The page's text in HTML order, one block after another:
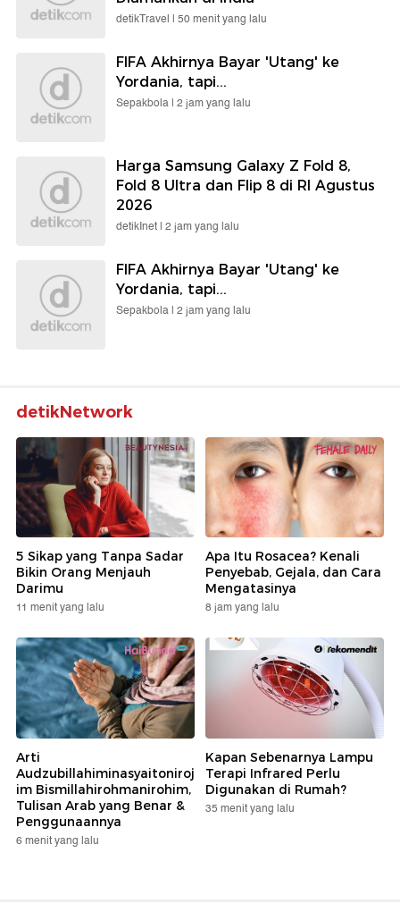
detikTravel | 50 menit yang lalu
FIFA Akhirnya Bayar 'Utang' ke
Yordania, tapi...
Sepakbola | 2 jam yang lalu
Harga Samsung Galaxy Z Fold 8,
Fold 8 Ultra dan Flip 8 di RI Agustus
2026
detikInet | 2 jam yang lalu
FIFA Akhirnya Bayar 'Utang' ke
Yordania, tapi...
Sepakbola | 2 jam yang lalu
detikNetwork
5 Sikap yang Tanpa Sadar
Bikin Orang Menjauh
Darimu
11 menit yang lalu
Apa Itu Rosacea? Kenali
Penyebab, Gejala, dan Cara
Mengatasinya
8 jam yang lalu
Arti
Audzubillahiminasyaitoniroj
im Bismillahirohmanirohim,
Tulisan Arab yang Benar &
Penggunaannya
6 menit yang lalu
Kapan Sebenarnya Lampu
Terapi Infrared Perlu
Digunakan di Rumah?
35 menit yang lalu